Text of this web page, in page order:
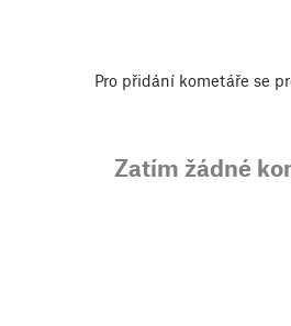
Pro přidání kometáře se
Zatím žádné